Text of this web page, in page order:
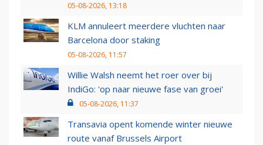
05-08-2026, 13:18
KLM annuleert meerdere vluchten naar
Barcelona door staking
05-08-2026, 11:57
Willie Walsh neemt het roer over bij
IndiGo: 'op naar nieuwe fase van groei'
05-08-2026, 11:37
Transavia opent komende winter nieuwe
route vanaf Brussels Airport